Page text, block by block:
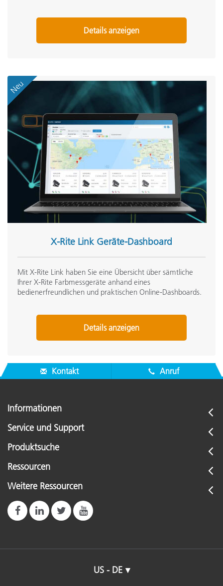
Details anzeigen
Neu
X-Rite Link Geräte-Dashboard
Mit X-Rite Link haben Sie eine Übersicht über sämtliche
Ihrer X-Rite Farbmessgeräte anhand eines
bedienerfreundlichen und praktischen Online-Dashboards.
Details anzeigen
Kontakt Anruf
Informationen
Service und Support
Produktsuche
Ressourcen
Weitere Ressourcen
US - DE